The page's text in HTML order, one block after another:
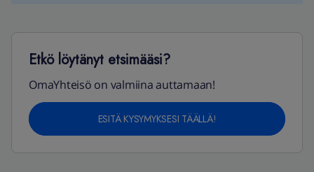
Etkö löytänyt etsimääsi?
OmaYhteisö on valmiina auttamaan!
ESITÄ KYSYMYKSESI TÄÄLLÄ!